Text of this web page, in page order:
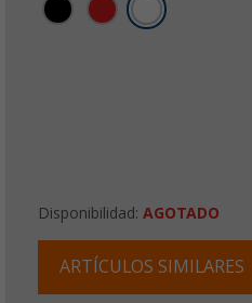
Disponibilidad: AGOTADO
ARTÍCULOS SIMILARES